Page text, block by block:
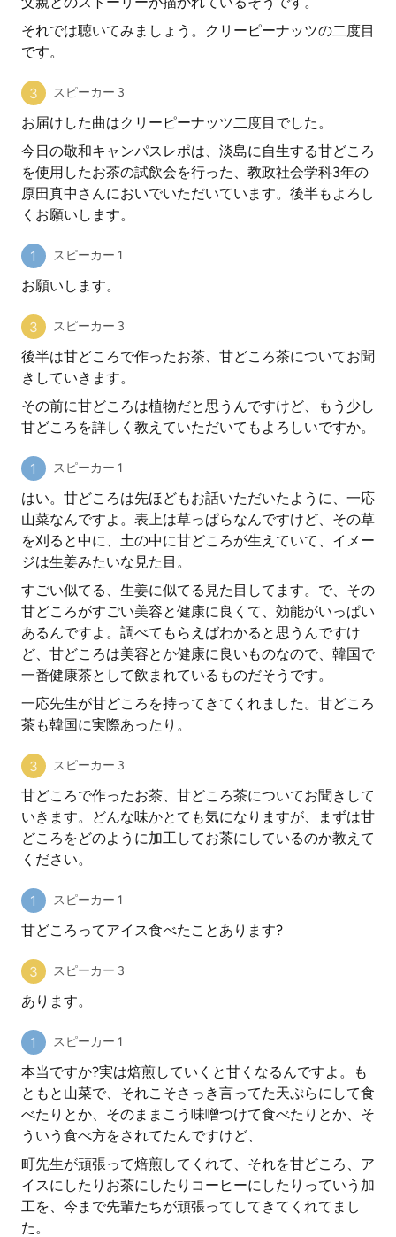
それでは聴いてみましょう。クリーピーナッツの二度目
です。
スピーカー 3
お届けした曲はクリーピーナッツ二度目でした。
今日の敬和キャンパスレポは、淡島に自生する甘どころ
を使用したお茶の試飲会を行った、教政社会学科3年の
原田真中さんにおいでいただいています。後半もよろし
くお願いします。
スピーカー 1
お願いします。
スピーカー 3
後半は甘どころで作ったお茶、甘どころ茶についてお聞
きしていきます。
その前に甘どころは植物だと思うんですけど、もう少し
甘どころを詳しく教えていただいてもよろしいですか。
スピーカー 1
はい。甘どころは先ほどもお話いただいたように、一応
山菜なんですよ。表上は草っぱらなんですけど、その草
を刈ると中に、土の中に甘どころが生えていて、イメー
ジは生姜みたいな見た目。
すごい似てる、生姜に似てる見た目してます。で、その
甘どころがすごい美容と健康に良くて、効能がいっぱい
あるんですよ。調べてもらえばわかると思うんですけ
ど、甘どころは美容とか健康に良いものなので、韓国で
一番健康茶として飲まれているものだそうです。
一応先生が甘どころを持ってきてくれました。甘どころ
茶も韓国に実際あったり。
スピーカー 3
甘どころで作ったお茶、甘どころ茶についてお聞きして
いきます。どんな味かとても気になりますが、まずは甘
どころをどのように加工してお茶にしているのか教えて
ください。
スピーカー 1
甘どころってアイス食べたことあります?
スピーカー 3
あります。
スピーカー 1
本当ですか?実は焙煎していくと甘くなるんですよ。も
ともと山菜で、それこそさっき言ってた天ぷらにして食
べたりとか、そのままこう味噌つけて食べたりとか、そ
ういう食べ方をされてたんですけど、
町先生が頑張って焙煎してくれて、それを甘どころ、ア
イスにしたりお茶にしたりコーヒーにしたりっていう加
工を、今まで先輩たちが頑張ってしてきてくれてまし
た。